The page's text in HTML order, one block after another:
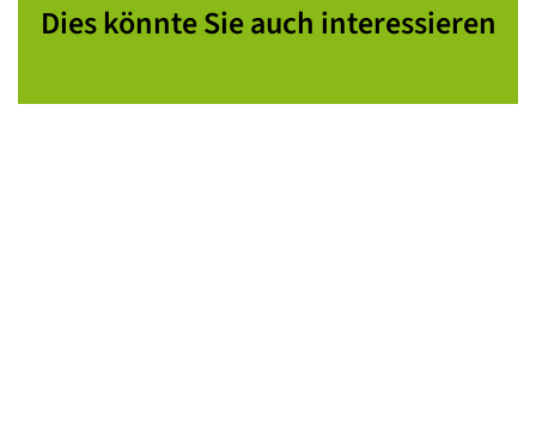
Dies könnte Sie auch interessieren